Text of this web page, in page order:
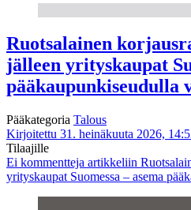
Ruotsalainen
jälleen yrityskaupat
pääkaupunkiseudulla
Pääkategoria Talous
Kirjoitettu 31. heinäkuuta 2026,
Tilaajille
Ei kommentteja artikkeliin
yrityskaupat Suomessa – asema